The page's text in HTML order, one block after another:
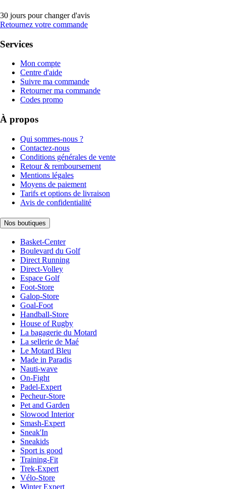
30 jours pour changer d'avis
Retournez votre commande
Services
Mon compte
Centre d'aide
Suivre ma commande
Retourner ma commande
Codes promo
À propos
Qui sommes-nous ?
Contactez-nous
Conditions générales de vente
Retour & remboursement
Mentions légales
Moyens de paiement
Tarifs et options de livraison
Avis de confidentialité
Nos boutiques
Basket-Center
Boulevard du Golf
Direct Running
Direct-Volley
Espace Golf
Foot-Store
Galop-Store
Goal-Foot
Handball-Store
House of Rugby
La bagagerie du Motard
La sellerie de Maé
Le Motard Bleu
Made in Paradis
Nauti-wave
On-Fight
Padel-Expert
Pecheur-Store
Pet and Garden
Slowood Interior
Smash-Expert
Sneak'In
Sneakids
Sport is good
Training-Fit
Trek-Expert
Vélo-Store
Winter Expert